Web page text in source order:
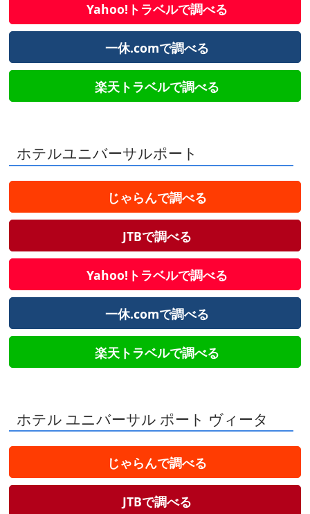
Yahoo!トラベルで調べる
一休.comで調べる
楽天トラベルで調べる
ホテルユニバーサルポート
じゃらんで調べる
JTBで調べる
Yahoo!トラベルで調べる
一休.comで調べる
楽天トラベルで調べる
ホテル ユニバーサル ポート ヴィータ
じゃらんで調べる
JTBで調べる